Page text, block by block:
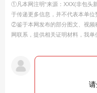
①凡本网注明“来源：XXX(非包头
于传递更多信息，并不代表本单位
②鉴于本网发布的部分图文、视频
网联系，提供相关证明材料，我单